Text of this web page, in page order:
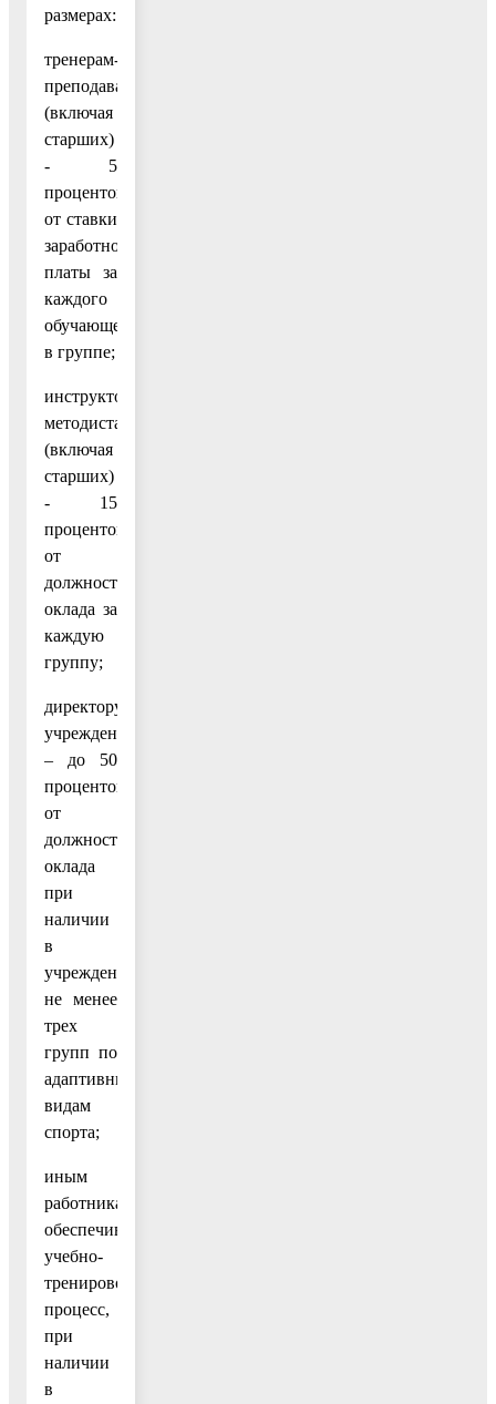
размерах:
тренерам-
преподавателям
(включая
старших)
- 5
процентов
от ставки
заработной
платы за
каждого
обучающегося
в группе;
инструкторам-
методистам
(включая
старших)
- 15
процентов
от
должностного
оклада за
каждую
группу;
директору
учреждения
– до 50
процентов
от
должностного
оклада
при
наличии
в
учреждении
не менее
трех
групп по
адаптивным
видам
спорта;
иным
работникам,
обеспечивающим
учебно-
тренировочный
процесс,
при
наличии
в